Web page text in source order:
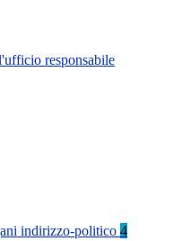
responsabile
indirizzo-politico 4